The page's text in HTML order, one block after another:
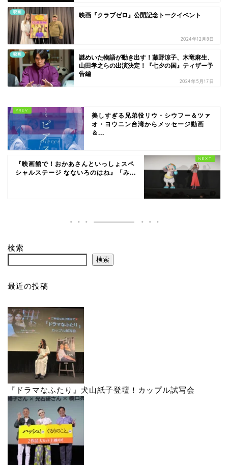
映画 映画『クラブゼロ』公開記念トークイベント
2024年12月8日
映画
謎めいた物語が動き出す！藤野涼子、木竜麻生、
山田孝之らの出演決定！『七夕の国』ティザー予
告編
2024年5月17日
美しすぎる兄弟役リウ・シウフー＆ツァ
オ・ヨウニン台湾からメッセージ動画
＆...
『映画館で！おかあさんといっしょスペ
シャルステージ なないろのはね』「み...
検索
検索
最近の投稿
『ドラマなふたり』犬山紙子登壇！カップル試写会